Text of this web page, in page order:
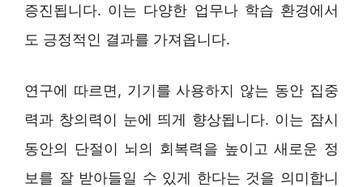
증진됩니다. 이는 다양한 업무나 학습 환경에서
도 긍정적인 결과를 가져옵니다.
연구에 따르면, 기기를 사용하지 않는 동안 집중
력과 창의력이 눈에 띄게 향상됩니다. 이는 잠시
동안의 단절이 뇌의 회복력을 높이고 새로운 정
보를 잘 받아들일 수 있게 한다는 것을 의미합니